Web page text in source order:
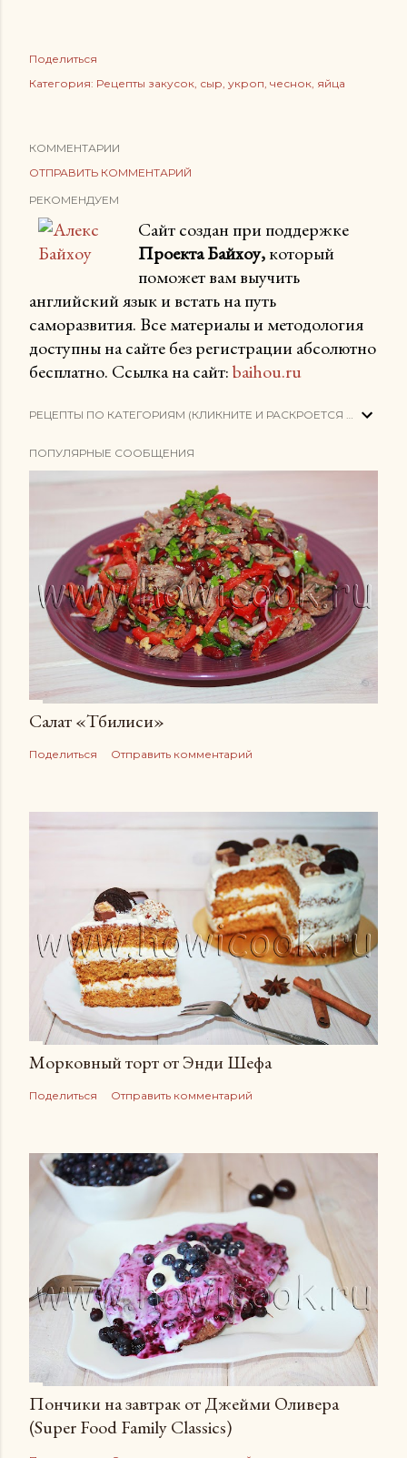
Поделиться
Категория: Рецепты закусок сыр укроп чеснок яйца
КОММЕНТАРИИ
ОТПРАВИТЬ КОММЕНТАРИЙ
РЕКОМЕНДУЕМ
Сайт создан при поддержке
Проекта Байхоу,который
поможет вам выучить
английский язык и встать на путь
саморазвития. Все материалы и методология
доступны на сайте без регистрации абсолютно
бесплатно. Ссылка на сайт:baihou.ru
РЕЦЕПТЫ ПО КАТЕГОРИЯМ (КЛИКНИТЕ И РАСКРОЕТСЯ СПИСОК)
ПОПУЛЯРНЫЕ СООБЩЕНИЯ
Салат «Тбилиси»
Поделиться Отправить комментарий
Морковный торт от Энди Шефа
Поделиться Отправить комментарий
Пончики на завтрак от Джейми Оливера
(Super Food Family Сlassics)